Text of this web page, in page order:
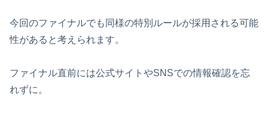
今回のファイナルでも同様の特別ルールが採用される可能
性があると考えられます。
ファイナル直前には公式サイトやSNSでの情報確認を忘
れずに。